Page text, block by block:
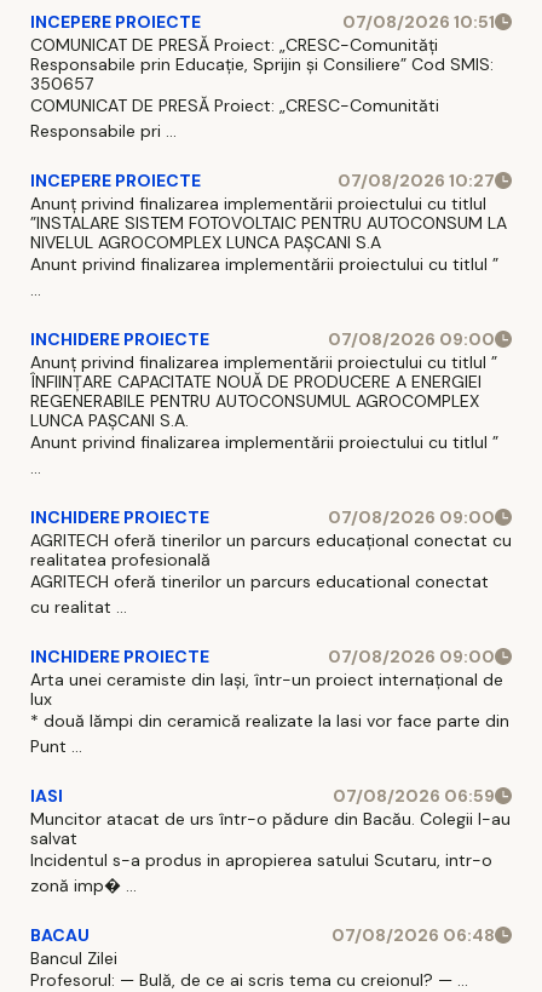
INCEPERE PROIECTE
07/08/2026 10:51
COMUNICAT DE PRESĂ Proiect: „CRESC-Comunități
Responsabile prin Educație, Sprijin și Consiliere” Cod SMIS:
350657
COMUNICAT DE PRESĂ Proiect: „CRESC-Comunităti
Responsabile pri ...
INCEPERE PROIECTE
07/08/2026 10:27
Anunț privind finalizarea implementării proiectului cu titlul
”INSTALARE SISTEM FOTOVOLTAIC PENTRU AUTOCONSUM LA
NIVELUL AGROCOMPLEX LUNCA PAȘCANI S.A
Anunt privind finalizarea implementării proiectului cu titlul ”
INCHIDERE PROIECTE
07/08/2026 09:00
Anunț privind finalizarea implementării proiectului cu titlul ”
ÎNFIINȚARE CAPACITATE NOUĂ DE PRODUCERE A ENERGIEI
REGENERABILE PENTRU AUTOCONSUMUL AGROCOMPLEX
LUNCA PAȘCANI S.A.
Anunt privind finalizarea implementării proiectului cu titlul ”
INCHIDERE PROIECTE
07/08/2026 09:00
AGRITECH oferă tinerilor un parcurs educațional conectat cu
realitatea profesională
AGRITECH oferă tinerilor un parcurs educational conectat
cu realitat ...
INCHIDERE PROIECTE
07/08/2026 09:00
Arta unei ceramiste din Iași, într-un proiect internațional de
lux
* două lămpi din ceramică realizate la Iasi vor face parte din
Punt ...
IASI
07/08/2026 06:59
Muncitor atacat de urs într-o pădure din Bacău. Colegii l-au
salvat
Incidentul s-a produs in apropierea satului Scutaru, intr-o
zonă imp� ...
BACAU
07/08/2026 06:48
Bancul Zilei
Profesorul: — Bulă, de ce ai scris tema cu creionul? — ...